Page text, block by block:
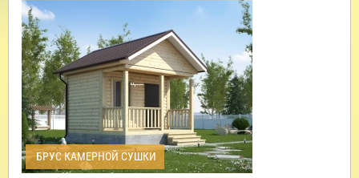
БРУС КАМЕРНОЙ СУШКИ